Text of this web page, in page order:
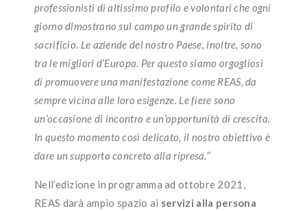
professionisti di altissimo profilo e volontari che ogni
giorno dimostrano sul campo un grande spirito di
sacrificio. Le aziende del nostro Paese, inoltre, sono
tra le migliori d’Europa. Per questo siamo orgogliosi
di promuovere una manifestazione come REAS, da
sempre vicina alle loro esigenze. Le fiere sono
un’occasione di incontro e un’opportunità di crescita.
In questo momento così delicato, il nostro obiettivo è
dare un supporto concreto alla ripresa.”
Nell’edizione in programma ad ottobre 2021,
REAS darà ampio spazio ai servizi alla persona